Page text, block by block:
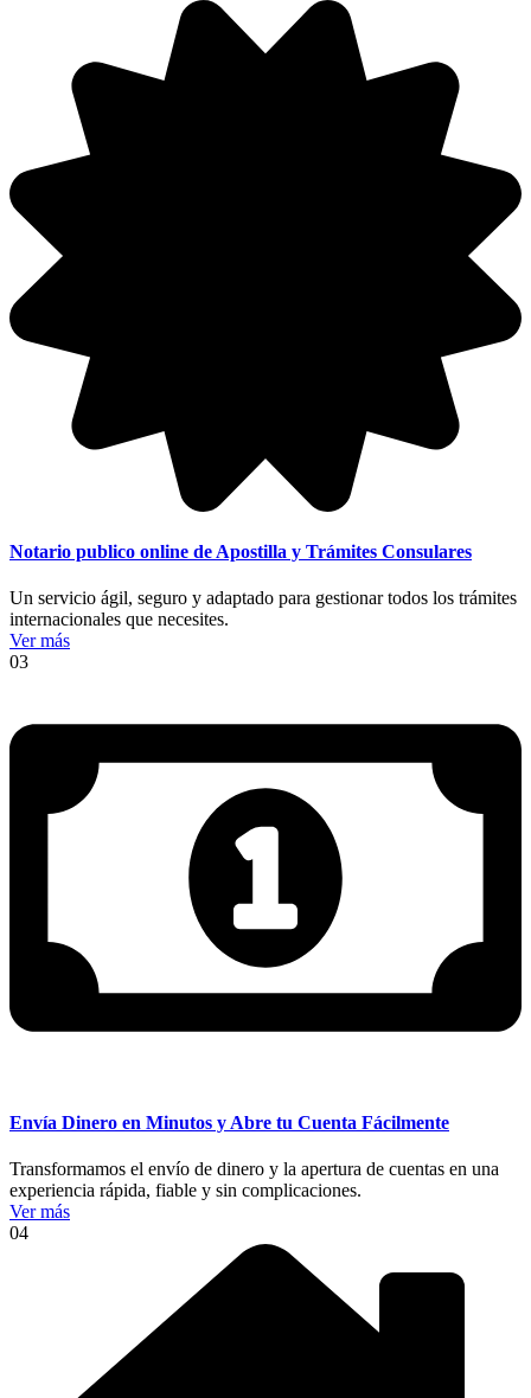
Notario publico online de Apostilla y Trámites Consulares
Un servicio ágil, seguro y adaptado para gestionar todos los trámites
internacionales que necesites.
Ver más
03
Envía Dinero en Minutos y Abre tu Cuenta Fácilmente
Transformamos el envío de dinero y la apertura de cuentas en una
experiencia rápida, fiable y sin complicaciones.
Ver más
04